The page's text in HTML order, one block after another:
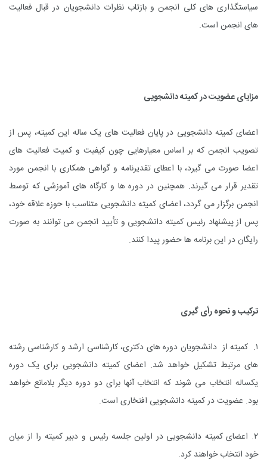
سیاستگذاری های کلی انجمن و بازتاب نظرات دانشجویان در قبال فعالیت
های انجمن است.
مزایای عضویت در کمیته دانشجویی
اعضای کمیته دانشجویی در پایان فعالیت های یک ساله این کمیته، پس از
تصویب انجمن که بر اساس معیارهایی چون کیفیت و کمیت فعالیت های
اعضا صورت می گیرد، با اعطای تقدیرنامه و گواهی همکاری با انجمن مورد
تقدیر قرار می گیرند. همچنین در دوره ها و کارگاه های آموزشی که توسط
انجمن برگزار می گردد، اعضای کمیته دانشجویی متناسب با حوزه علاقه خود،
پس از پیشنهاد رئیس کمیته دانشجویی و تأیید انجمن می توانند به صورت
رایگان در این برنامه ها حضور پیدا کنند.
ترکیب و نحوه رأی گیری
۱. کمیته از دانشجویان دوره های دکتری، کارشناسی ارشد و کارشناسی رشته
های مرتبط تشکیل خواهد شد. اعضای کمیته دانشجویی برای یک دوره
یکساله انتخاب می شوند که انتخاب آنها برای دو دوره دیگر بلامانع خواهد
بود. عضویت در کمیته دانشجویی افتخاری است.
۲. اعضای کمیته دانشجویی در اولین جلسه رئیس و دبیر کمیته را از میان
خود انتخاب خواهند کرد.